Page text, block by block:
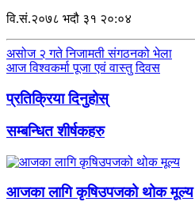
वि.सं.२०७८ भदौ ३१ २०:०४
असोज २ गते निजामती संगठनको भेला
आज विश्वकर्मा पूजा एवं वास्तु दिवस
प्रतिक्रिया दिनुहोस्
सम्बन्धित शीर्षकहरु
आजका लागि कृषिउपजको थोक मूल्य